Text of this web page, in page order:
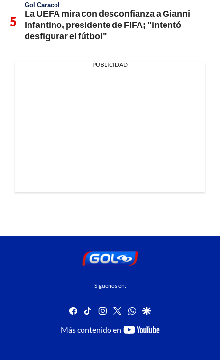
Gol Caracol
La UEFA mira con desconfianza a Gianni
Infantino, presidente de FIFA; "intentó
desfigurar el fútbol"
PUBLICIDAD
Síguenos en:
facebook
tiktok instagram
twitterwhatsapp
google
Más contenido en
youtube-